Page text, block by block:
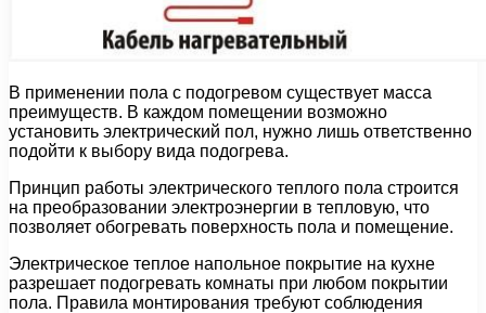
В применении пола с подогревом существует масса
преимуществ. В каждом помещении возможно
установить электрический пол, нужно лишь ответственно
подойти к выбору вида подогрева.
Принцип работы электрического теплого пола строится
на преобразовании электроэнергии в тепловую, что
позволяет обогревать поверхность пола и помещение.
Электрическое теплое напольное покрытие на кухне
разрешает подогревать комнаты при любом покрытии
пола. Правила монтирования требуют соблюдения